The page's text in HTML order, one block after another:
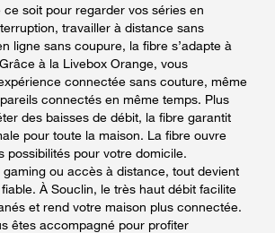
soit pour regarder vos séries en
travailler à distance sans
ligne sans coupure, la fibre s’adapte à
à la Livebox Orange, vous
connectée sans couture, même
connectés en même temps. Plus
des baisses de débit, la fibre garantit
pour toute la maison. La fibre ouvre
possibilités pour votre domicile.
ou accès à distance, tout devient
À Souclin, le très haut débit facilite
et rend votre maison plus connectée.
êtes accompagné pour profiter